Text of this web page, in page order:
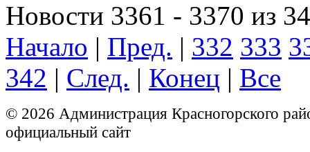
Новости 3361 - 3370 из
Начало | Пред. | 332 333
342 | След. | Конец | Все
© 2026 Администрация Красногорского
официальный сайт